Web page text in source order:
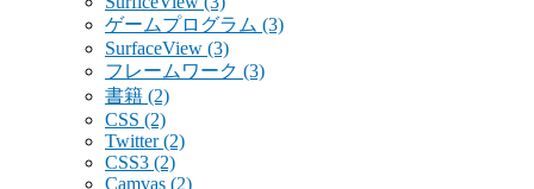
ゲームプログラム (3)
SurfaceView (3)
フレームワーク (3)
書籍 (2)
CSS (2)
Twitter(2)
CSS3 (2)
Camvas (2)